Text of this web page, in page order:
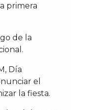
primera
de la
Día
el
la fiesta.